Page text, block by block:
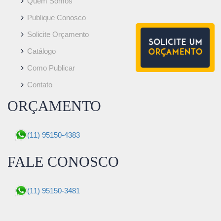
Publique Conosco
Solicite Orçamento
Catálogo
Como Publicar
Contato
ORÇAMENTO
(11) 95150-4383
FALE CONOSCO
(11) 95150-3481